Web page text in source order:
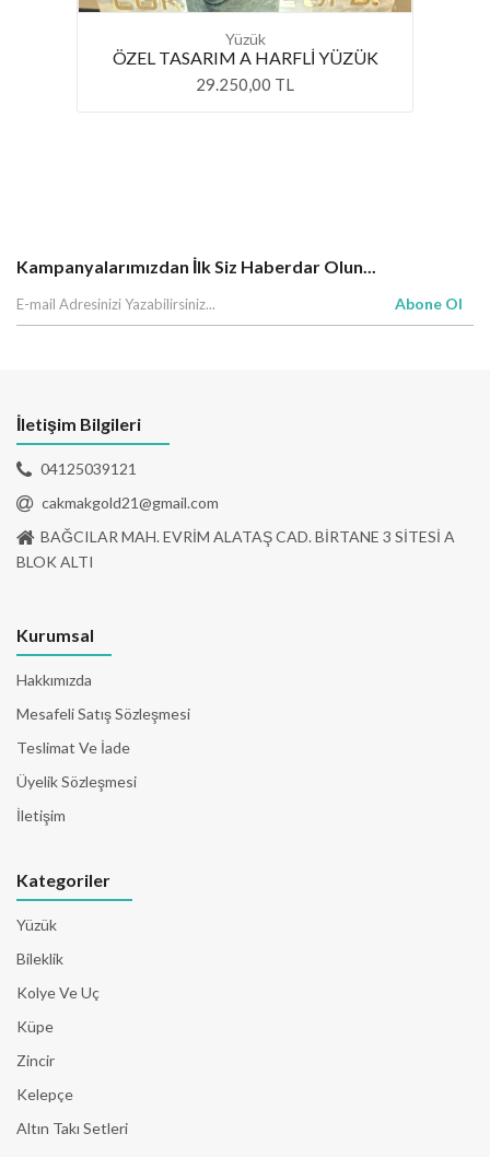
Yüzük
ÖZEL TASARIM A HARFLİ YÜZÜK
29.250,00 TL
Kampanyalarımızdan İlk Siz Haberdar Olun...
Abone Ol
İletişim Bilgileri
04125039121
cakmakgold21@gmail.com
BAĞCILAR MAH. EVRİM ALATAŞ CAD. BİRTANE 3 SİTESİ A
BLOK ALTI
Kurumsal
Hakkımızda
Mesafeli Satış Sözleşmesi
Teslimat Ve İade
Üyelik Sözleşmesi
İletişim
Kategoriler
Yüzük
Bileklik
Kolye Ve Uç
Küpe
Zincir
Kelepçe
Altın Takı Setleri